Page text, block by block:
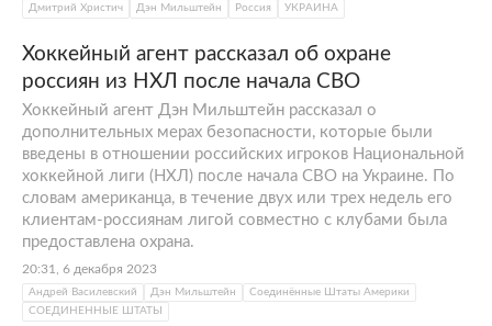
Дмитрий Христич Дэн Мильштейн Россия УКРАИНА
Хоккейный агент рассказал об охране
россиян из НХЛ после начала СВО
Хоккейный агент Дэн Мильштейн рассказал о
дополнительных мерах безопасности, которые были
введены в отношении российских игроков Национальной
хоккейной лиги (НХЛ) после начала СВО на Украине. По
словам американца, в течение двух или трех недель его
клиентам-россиянам лигой совместно с клубами была
предоставлена охрана.
20:31, 6 декабря 2023
Андрей Василевский Дэн Мильштейн
Соединённые Штаты Америки
СОЕДИНЕННЫЕ ШТАТЫ